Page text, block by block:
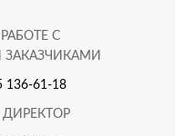
С
ЗАКАЗЧИКАМИ
136-61-18